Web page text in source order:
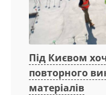
Під Києвом
повторного
матеріалів